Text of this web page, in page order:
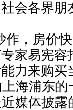
会各界朋
作，房价
家易宪容
力来购买
海浦东
媒体披露